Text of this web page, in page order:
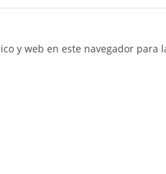
y web en este navegador para